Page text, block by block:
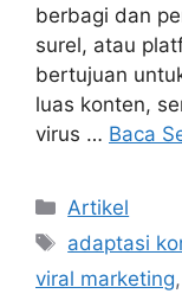
berbagi dan
surel, atau
bertujuan
luas konten,
virus … Baca
Kategori
Artikel
Tag
adaptasi
viral marketing,